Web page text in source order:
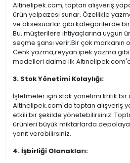
Altinelipek.com, toptan alışveriş
ürün yelpazesi sunar. Özellikle
ve aksesuarlar gibi kategorilerde
Bu, müşterilere ihtiyaçlarına uygun
seçme şansı verir.Bir çok markanın
Cenk yazma,reyyan ipek yazma
modelleri daima ilk
3. Stok Yönetimi Kolaylığı:
İşletmeler için stok yönetimi kritik
Altinelipek.com'da toptan alışveriş
etkili bir şekilde yönetebilirsiniz.
ürünleri büyük miktarlarda
yanıt verebilirsiniz.
4. İşbirliği Olanakları: